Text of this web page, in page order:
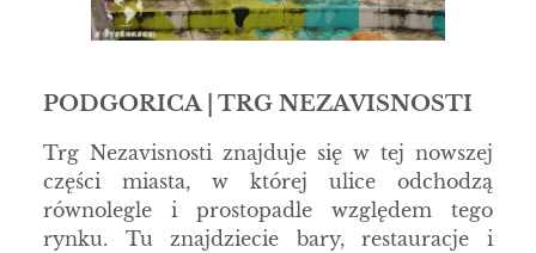
PODGORICA | TRG NEZAVISNOSTI
Trg Nezavisnosti znajduje się w tej nowszej
części miasta, w której ulice odchodzą
równolegle i prostopadle względem tego
rynku. Tu znajdziecie bary, restauracje i